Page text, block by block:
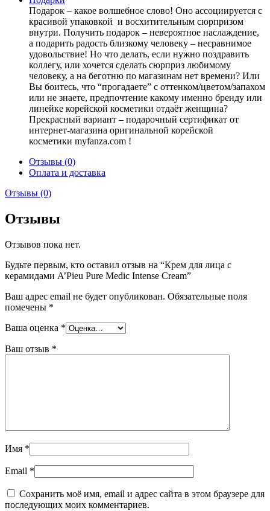
Подарок – какое волшебное слово! Оно ассоциируется с
красивой упаковкой и восхитительным сюрпризом
внутри. Получить подарок – невероятное наслаждение,
а подарить радость близкому человеку – несравнимое
удовольствие! Но что делать, если нужно поздравить
коллегу, или хочется сделать сюрприз любимому
человеку, а на беготню по магазинам нет времени? Или
Вы боитесь, что “прогадаете” с оттенком/цветом/запахом
или не знаете, предпочтение какому именно бренду или
линейке корейской косметики отдаёт женщина?
Прекрасный вариант – подарочный сертификат от
интернет-магазина оригинальной корейской
косметики myfanza.com !
Отзывы (0)
Оплата и доставка
Отзывы (0)
Отзывы
Отзывов пока нет.
Будьте первым, кто оставил отзыв на “Крем для лица с
керамидами A’Pieu Pure Medic Intense Cream”
Ваш адрес email не будет опубликован. Обязательные поля
помечены *
Ваша оценка *
Ваш отзыв *
Имя *
Email *
Сохранить моё имя, email и адрес сайта в этом браузере для
последующих моих комментариев.